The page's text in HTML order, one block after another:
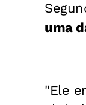
uma
"Ele